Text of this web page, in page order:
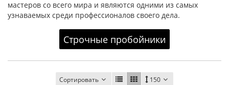
мастеров со всего мира и являются одними из самых
узнаваемых среди профессионалов своего дела.
Строчные пробойники
Сортировать 150